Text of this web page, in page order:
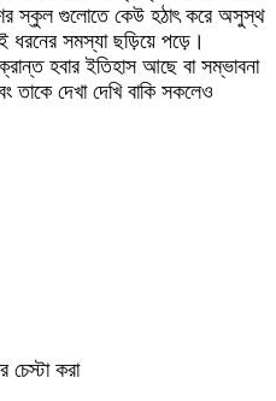
স্কুল গুলোতে কেউ হঠাৎ করে অসুস্থ
ধরনের সমস্যা ছড়িয়ে পড়ে।
হবার ইতিহাস আছে বা সম্ভাবনা
দেখা দেখি বাকি সকলেও
চেস্টা করা